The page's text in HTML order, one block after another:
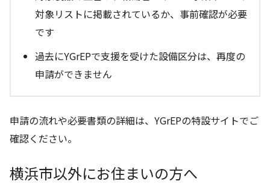
対象リストに掲載されているか、事前確認が必要
です
過去にYGrEPで支援を受けた設備区分は、再度の
申請ができません
申請の流れや必要書類の詳細は、YGrEPの特設サイトでご
確認ください。
横浜市以外にお住まいの方へ